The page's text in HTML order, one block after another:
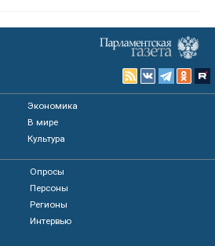
Экономика
В мире
Культура
Опросы
Персоны
Регионы
Интервью